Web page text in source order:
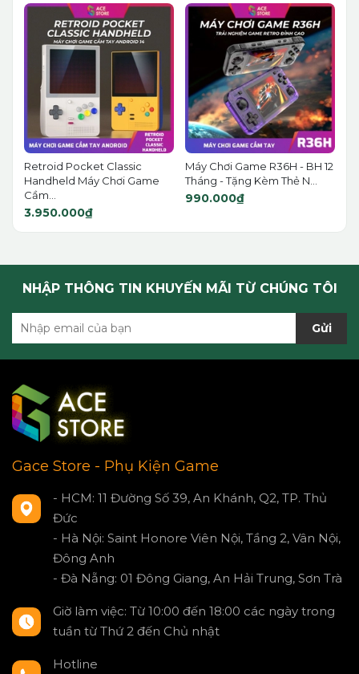
Retroid Pocket Classic
Handheld Máy Chơi Game
Cầm...
3.950.000₫
Máy Chơi Game R36H - BH 12
Tháng - Tặng Kèm Thẻ N...
990.000₫
NHẬP THÔNG TIN KHUYẾN MÃI TỪ CHÚNG TÔI
Gửi
Gace Store - Phụ Kiện Game
- HCM: 11 Đường Số 39, An Khánh, Q2, TP. Thủ
Đức
- Hà Nội: Saint Honore Viên Nội, Tầng 2, Vân Nội,
Đông Anh
- Đà Nẵng: 01 Đông Giang, An Hải Trung, Sơn Trà
Giờ làm việc: Từ 10:00 đến 18:00 các ngày trong
tuần từ Thứ 2 đến Chủ nhật
Hotline